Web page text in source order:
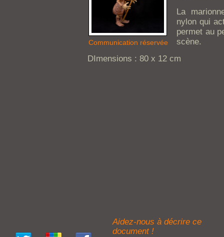
Communication réservée
La
nylon qui
permet au
scène.
DImensions : 80 x 12 cm
Aidez-nous à décrire ce
document !